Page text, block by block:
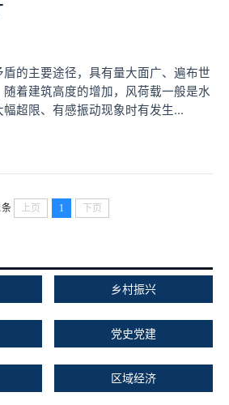
的主要途径，具有量大面广、遍布世
着建筑高度的增加，风荷载一般是水
超限、有感振动现象时有发生...
上页 1 下页
乡村振兴
党史党建
区域经济